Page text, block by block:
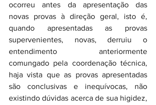
ocorreu antes da apresentação das
novas provas à direção geral, isto é,
quando apresentadas as provas
supervenientes, novas, derruiu o
entendimento anteriormente
comungado pela coordenação técnica,
haja vista que as provas apresentadas
são conclusivas e inequívocas, não
existindo dúvidas acerca de sua higidez,